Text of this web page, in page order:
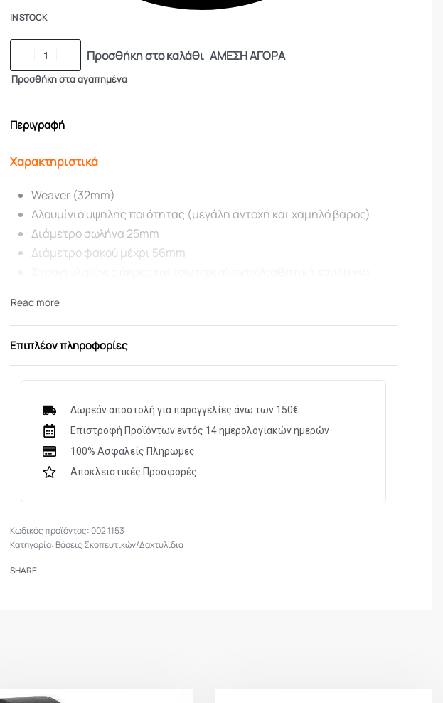
IN STOCK
Προσθήκη στο καλάθι ΑΜΕΣΗ ΑΓΟΡΑ
Προσθήκη στα αγαπημένα
Περιγραφή
Χαρακτηριστικά
Weaver (32mm)
Αλουμίνιο υψηλής ποιότητας (μεγάλη αντοχή και χαμηλό βάρος)
Διάμετρο σωλήνα 25mm
Διάμετρο φακού μέχρι 56mm
Ενδιάμεσο κενό για χρήση και των σκοπευτικών του όπλου
Επιπλέον πληροφορίες
Δωρεάν αποστολή για παραγγελίες άνω των 150€
Επιστροφή Προϊόντων εντός 14 ημερολογιακών ημερών
100% Ασφαλείς Πληρωμες
Αποκλειστικές Προσφορές
002.1153
Κατηγορία: Βάσεις Σκοπευτικών/Δαχτυλίδια
SHARE